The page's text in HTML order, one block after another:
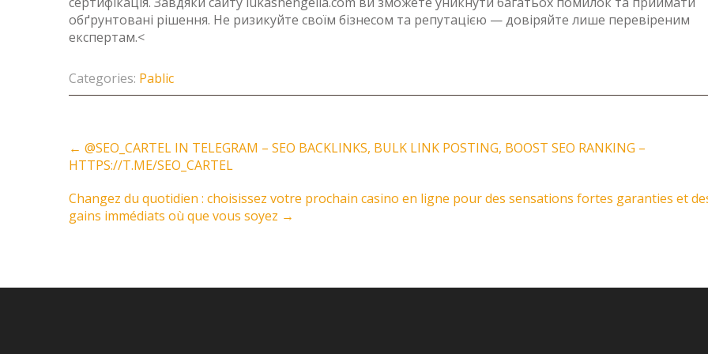
обґрунтовані рішення. Не ризикуйте своїм бізнесом та репутацією — довіряйте лише перевіреним
експертам.<
Categories: Pablic
navigation
← @SEO_CARTEL IN TELEGRAM – SEO BACKLINKS, BULK LINK POSTING, BOOST SEO RANKING –
HTTPS://T.ME/SEO_CARTEL
Changez du quotidien : choisissez votre prochain casino en ligne pour des sensations fortes garanties et
gains immédiats où que vous soyez →